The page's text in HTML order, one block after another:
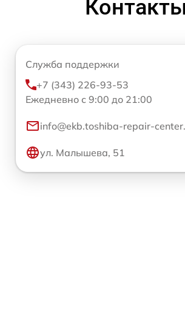
Контакты
Служба поддержки
+7 (343) 226-93-53
Ежедневно с 9:00 до 21:00
info@ekb.toshiba-repair-
ул. Малышева, 51